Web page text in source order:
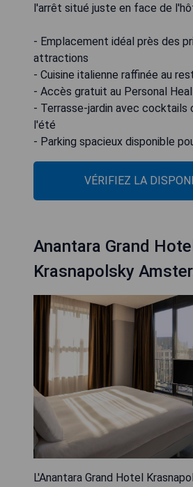
l'arrêt situé juste en face de
- Emplacement idéal près des
attractions
- Cuisine italienne raffinée au
- Accès gratuit au Personal
- Terrasse-jardin avec
l'été
- Parking spacieux disponible
VÉRIFIEZ LA
Anantara Grand Hotel
Krasnapolsky
L'Anantara Grand Hotel